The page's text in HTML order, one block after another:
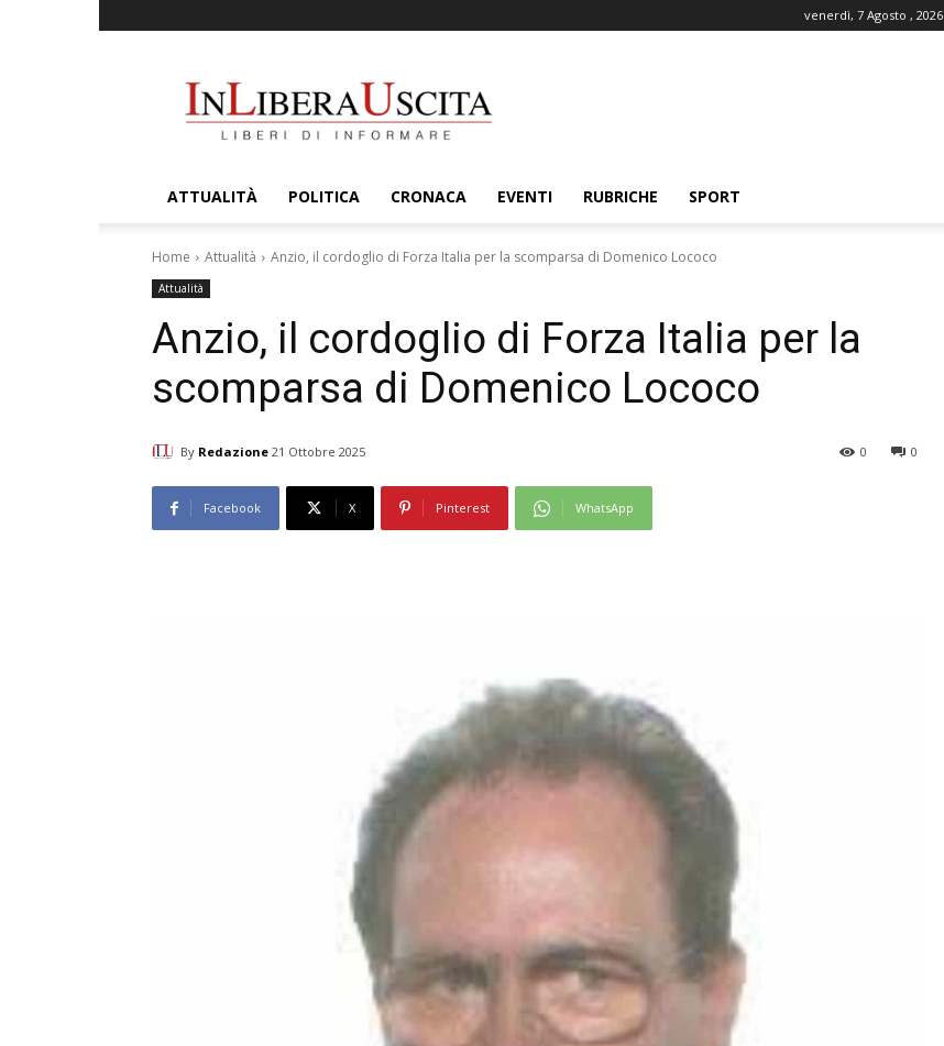
venerdì, 7 Agosto , 2026
ATTUALITÀ POLITICA CRONACA EVENTI RUBRICHE SPORT
Home Attualità Anzio, il cordoglio di Forza Italia per la scomparsa di Domenico Lococo
Attualità
Anzio, il cordoglio di Forza Italia per la
scomparsa di Domenico Lococo
By Redazione 21 Ottobre 2025 0
0
Facebook X Pinterest WhatsApp